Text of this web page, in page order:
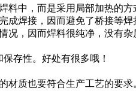
中，而是采用局部加热的
成焊接，因而避免了桥接等焊
况，因而焊料很纯净，没有
存性。好处有很多哦！
质也要符合生产工艺的要